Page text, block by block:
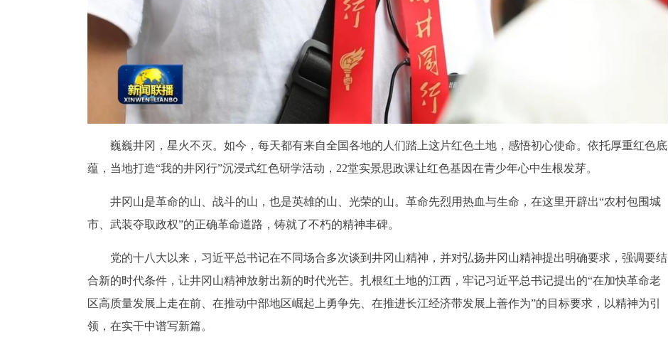
巍巍井冈，星火不灭。如今，每天都有来自全国各地的人们踏上这片红色土地，感悟初心使命。依托厚重红色底
蕴，当地打造“我的井冈行”沉浸式红色研学活动，22堂实景思政课让红色基因在青少年心中生根发芽。
井冈山是革命的山、战斗的山，也是英雄的山、光荣的山。革命先烈用热血与生命，在这里开辟出“农村包围城
市、武装夺取政权”的正确革命道路，铸就了不朽的精神丰碑。
党的十八大以来，习近平总书记在不同场合多次谈到井冈山精神，并对弘扬井冈山精神提出明确要求，强调要结
合新的时代条件，让井冈山精神放射出新的时代光芒。扎根红土地的江西，牢记习近平总书记提出的“在加快革命老
区高质量发展上走在前、在推动中部地区崛起上勇争先、在推进长江经济带发展上善作为”的目标要求，以精神为引
领，在实干中谱写新篇。